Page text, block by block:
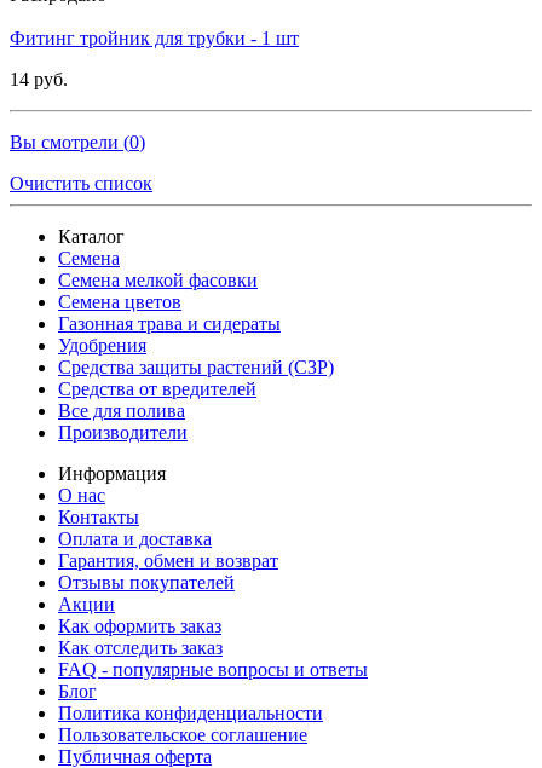
Фитинг тройник для трубки - 1 шт
14 руб.
Вы смотрели (0)
Очистить список
Каталог
Семена
Семена мелкой фасовки
Семена цветов
Газонная трава и сидераты
Удобрения
Средства защиты растений (СЗР)
Средства от вредителей
Все для полива
Производители
Информация
О нас
Контакты
Оплата и доставка
Гарантия, обмен и возврат
Отзывы покупателей
Акции
Как оформить заказ
Как отследить заказ
FAQ - популярные вопросы и ответы
Блог
Политика конфиденциальности
Пользовательское соглашение
Публичная оферта